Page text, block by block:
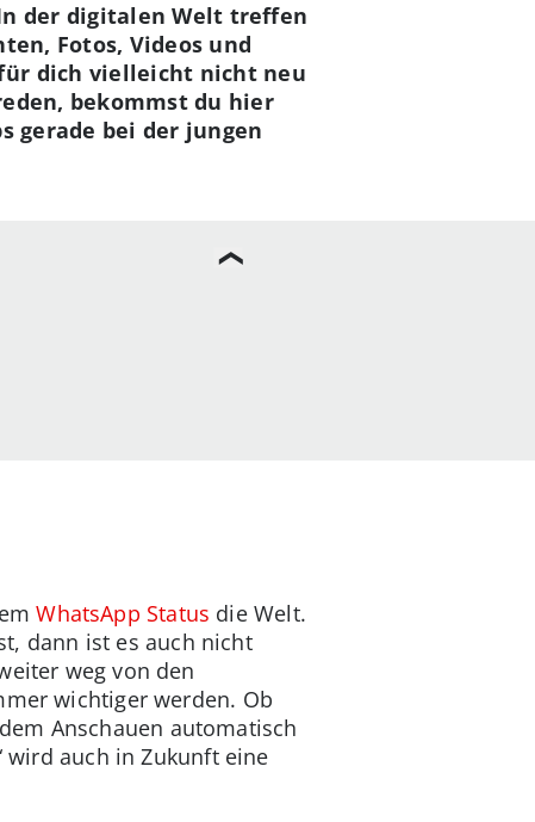
der digitalen Welt treffen
Fotos, Videos und
dich vielleicht nicht neu
bekommst du hier
gerade bei der jungen
WhatsApp Status die Welt.
dann ist es auch nicht
weg von den
wichtiger werden. Ob
Anschauen automatisch
wird auch in Zukunft eine